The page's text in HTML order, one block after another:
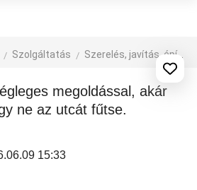
Szolgáltatás Szerelés, javítás, építkezés
ne az utcát fűtse.
15:33